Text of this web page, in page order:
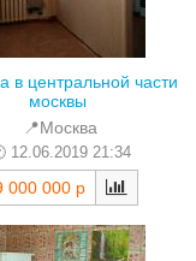
в центральной части
москвы
📍Москва
12.06.2019 21:34
000 000 р